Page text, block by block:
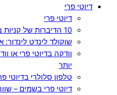
דיוטי פרי
דיוטי פרי
10 הדיברות של קניות בדיוטי פרי
שוקולד לינדט
וודקה בדיוטי פרי או
יותר
טלפון סלולרי
דיוטי פרי בשמים –